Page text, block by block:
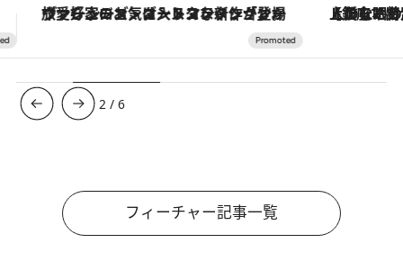
【銀座で出合う最旬美容】美髪ケアや上質な眠り…セルフケアのアップデートから、特別な名入れギフトまで。大人のための「ReFa GINZA」クルーズ
3 /6
フィーチャー記事一覧